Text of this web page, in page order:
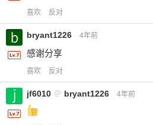
喜欢 反对
bryant1226 4年前
感谢分享
喜欢 反对
jf6010 @ bryant1226 4年前